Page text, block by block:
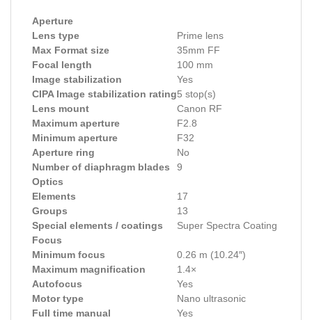
Lens type
Prime lens
Max Format size
35mm FF
Focal length
100 mm
Image stabilization
Yes
CIPA Image stabilization rating5 stop(s)
Lens mount
Canon RF
Aperture
Maximum aperture
F2.8
Minimum aperture
F32
Aperture ring
No
Number of diaphragm blades
9
Optics
Elements
17
Groups
13
Special elements / coatings
Super Spectra Coating
Focus
Minimum focus
0.26 m (10.24″)
Maximum magnification
1.4×
Autofocus
Yes
Motor type
Nano ultrasonic
Full time manual
Yes